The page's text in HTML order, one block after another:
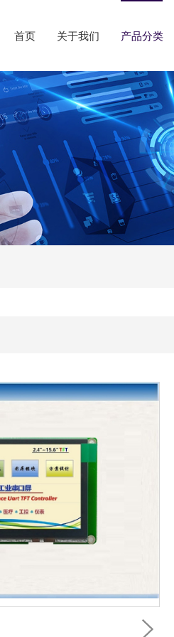
首页 关于我们 产品分类